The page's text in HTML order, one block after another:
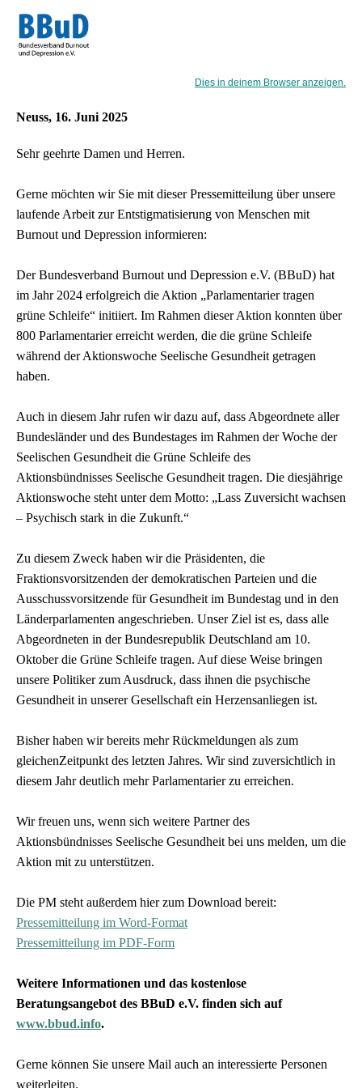
Dies in deinem Browser anzeigen.
Neuss, 16. Juni 2025
Sehr geehrte Damen und Herren.
Gerne möchten wir Sie mit dieser Pressemitteilung über unsere
laufende Arbeit zur Entstigmatisierung von Menschen mit
Burnout und Depression informieren:
Der Bundesverband Burnout und Depression e.V. (BBuD) hat
im Jahr 2024 erfolgreich die Aktion „Parlamentarier tragen
grüne Schleife“ initiiert. Im Rahmen dieser Aktion konnten über
800 Parlamentarier erreicht werden, die die grüne Schleife
während der Aktionswoche Seelische Gesundheit getragen
haben.
Auch in diesem Jahr rufen wir dazu auf, dass Abgeordnete aller
Bundesländer und des Bundestages im Rahmen der Woche der
Seelischen Gesundheit die Grüne Schleife des
Aktionsbündnisses Seelische Gesundheit tragen. Die diesjährige
Aktionswoche steht unter dem Motto: „Lass Zuversicht wachsen
– Psychisch stark in die Zukunft.“
Zu diesem Zweck haben wir die Präsidenten, die
Fraktionsvorsitzenden der demokratischen Parteien und die
Ausschussvorsitzende für Gesundheit im Bundestag und in den
Länderparlamenten angeschrieben. Unser Ziel ist es, dass alle
Abgeordneten in der Bundesrepublik Deutschland am 10.
Oktober die Grüne Schleife tragen. Auf diese Weise bringen
unsere Politiker zum Ausdruck, dass ihnen die psychische
Gesundheit in unserer Gesellschaft ein Herzensanliegen ist.
Bisher haben wir bereits mehr Rückmeldungen als zum
gleichenZeitpunkt des letzten Jahres. Wir sind zuversichtlich in
diesem Jahr deutlich mehr Parlamentarier zu erreichen.
Wir freuen uns, wenn sich weitere Partner des
Aktionsbündnisses Seelische Gesundheit bei uns melden, um die
Aktion mit zu unterstützen.
Die PM steht außerdem hier zum Download bereit:
Pressemitteilung im Word-Format
Pressemitteilung im PDF-Form
Weitere Informationen und das kostenlose
Beratungsangebot des BBuD e.V. finden sich auf
www.bbud.info.
Gerne können Sie unsere Mail auch an interessierte Personen
weiterleiten.